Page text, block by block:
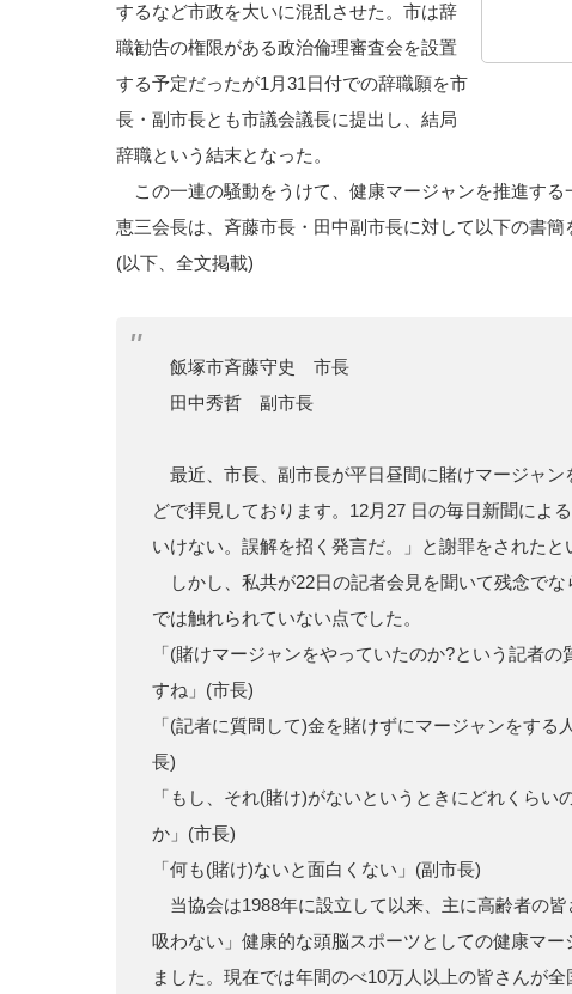
するなど市政を大いに混乱させた。市は辞
職勧告の権限がある政治倫理審査会を設置
する予定だったが1月31日付での辞職願を市
長・副市長とも市議会議長に提出し、結局
辞職という結末となった。
この一連の騒動をうけて、健康マージャンを推進する
恵三会長は、斉藤市長・田中副市長に対して以下の書簡
(以下、全文掲載)
飯塚市斉藤守史 市長
田中秀哲 副市長
最近、市長、副市長が平日昼間に賭けマージャン
どで拝見しております。12月27 日の毎日新聞によ
いけない。誤解を招く発言だ。」と謝罪をされたと
しかし、私共が22日の記者会見を聞いて残念でな
では触れられていない点でした。
「(賭けマージャンをやっていたのか?という記者
すね」(市長)
「(記者に質問して)金を賭けずにマージャンをする
長)
「もし、それ(賭け)がないというときにどれくらい
か」(市長)
「何も(賭け)ないと面白くない」(副市長)
当協会は1988年に設立して以来、主に高齢者の皆
吸わない」健康的な頭脳スポーツとしての健康マ
ました。現在では年間のべ10万人以上の皆さんが